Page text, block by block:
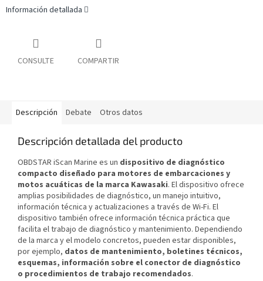
Información detallada
CONSULTE COMPARTIR
Descripción Debate Otros datos
Descripción detallada del producto
OBDSTAR iScan Marine es un dispositivo de diagnóstico
compacto diseñado para motores de embarcaciones y
motos acuáticas de la marca Kawasaki. El dispositivo ofrece
amplias posibilidades de diagnóstico, un manejo intuitivo,
información técnica y actualizaciones a través de Wi-Fi. El
dispositivo también ofrece información técnica práctica que
facilita el trabajo de diagnóstico y mantenimiento. Dependiendo
de la marca y el modelo concretos, pueden estar disponibles,
por ejemplo, datos de mantenimiento, boletines técnicos,
esquemas, información sobre el conector de diagnóstico
o procedimientos de trabajo recomendados.